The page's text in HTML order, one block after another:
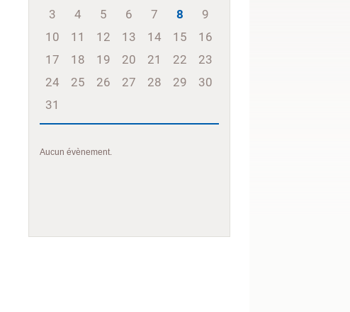
3
4 5 6 7 8
9
10
11 12 13 14 15
16
17
18 19 20 21 22
23
24
25 26 27 28 29
30
31
Aucun évènement.